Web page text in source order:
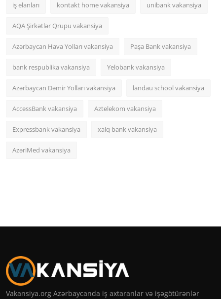
iş elanları kontakt home vakansiya unibank vakansiya
AQA Şirkətlər Qrupu vakansiya
Azərbaycan Hava Yolları vakansiya Paşa Bank vakansiya
bank respublika vakansiya Yelobank vakansiya
Azərbaycan Dəmir Yolları vakansiya landau school vakansiya
AccessBank vakansiya Aztelekom vakansiya
Expressbank vakansiya xalq bank vakansiya
AzəriMed vakansiya
Vakansiya.org Azərbaycanda iş axtaranlar və işəgötürənlər